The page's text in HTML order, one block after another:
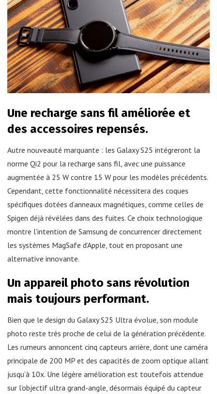
Une recharge sans fil améliorée et
des accessoires repensés.
Autre nouveauté marquante : les Galaxy S25 intégreront la
norme Qi2 pour la recharge sans fil, avec une puissance
augmentée à 25 W contre 15 W pour les modèles précédents.
Cependant, cette fonctionnalité nécessitera des coques
spécifiques dotées d’anneaux magnétiques, comme celles de
Spigen déjà révélées dans des fuites. Ce choix technologique
montre l’intention de Samsung de concurrencer directement
les systèmes MagSafe d’Apple, tout en proposant une
alternative innovante.
Un appareil photo sans révolution
mais toujours performant.
Bien que le design du Galaxy S25 Ultra évolue, son module
photo reste très proche de celui de la génération précédente.
Les rumeurs annoncent cinq capteurs arrière, dont une caméra
principale de 200 MP et des capacités de zoom optique allant
jusqu’à 10x. Une légère amélioration est toutefois attendue
sur l’objectif ultra grand-angle, désormais équipé du capteur